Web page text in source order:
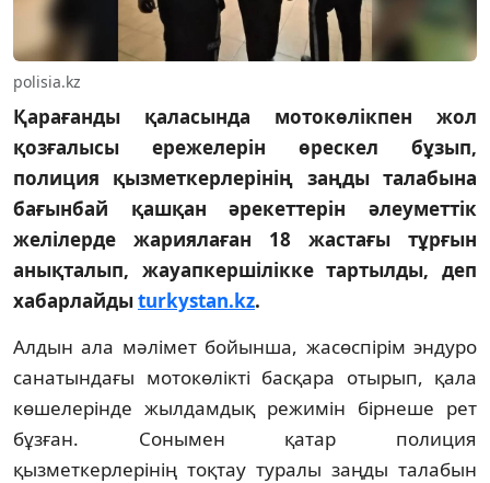
polisia.kz
Қарағанды қаласында мотокөлікпен жол
қозғалысы ережелерін өрескел бұзып,
полиция қызметкерлерінің заңды талабына
бағынбай қашқан әрекеттерін әлеуметтік
желілерде жариялаған 18 жастағы тұрғын
анықталып, жауапкершілікке тартылды, деп
хабарлайдыturkystan.kz.
Алдын ала мәлімет бойынша, жасөспірім эндуро
санатындағы мотокөлікті басқара отырып, қала
көшелерінде жылдамдық режимін бірнеше рет
бұзған. Сонымен қатар полиция
қызметкерлерінің тоқтау туралы заңды талабын